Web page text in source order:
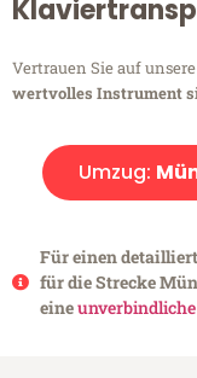
Vertrauen Sie auf
wertvolles Instrument
Umzug:
Für einen
für die Strecke
eine